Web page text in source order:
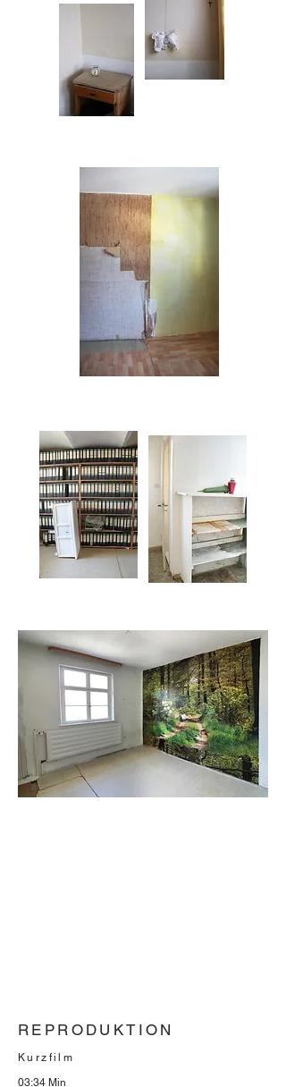
REPRODUKTION
Kurzfilm
03:34 Min